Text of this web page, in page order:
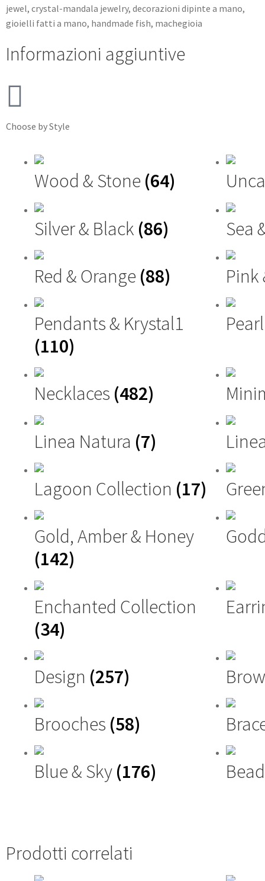
jewel, crystal-mandala jewelry, decorazioni dipinte a mano,
gioielli fatti a mano, handmade fish, machegioia
Informazioni aggiuntive
Choose by Style
Wood & Stone (64)
Silver & Black (86) Sea
Red & Orange (88) Pink
Pendants & Krystal1
(110)
Necklaces (482)
Linea Natura (7)
Lagoon Collection (17)
Gold, Amber & Honey
(142)
Enchanted Collection
(34)
Design (257)
Brooches (58)
Blue & Sky (176)
Prodotti correlati